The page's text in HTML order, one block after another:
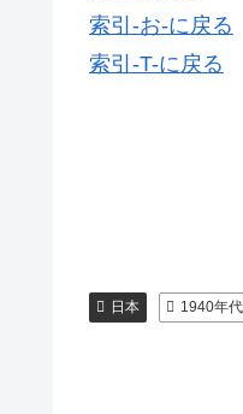
索引-お-に戻る
索引-T-に戻る
日本 1940年代